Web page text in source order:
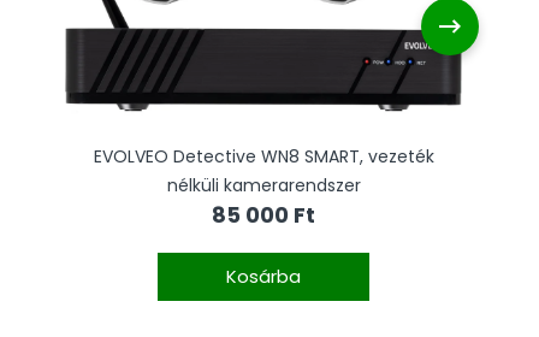
EVOLVEO Detective WN8 SMART, vezeték
nélküli kamerarendszer
85 000 Ft
Kosárba